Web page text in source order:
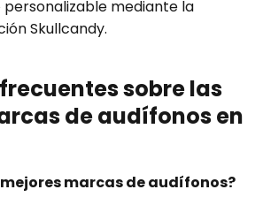
personalizable mediante la
Skullcandy.
sobre las
de audífonos en
marcas de audífonos?